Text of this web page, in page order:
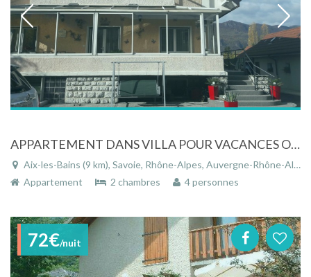
APPARTEMENT DANS VILLA POUR VACANCES OU CURES - 2 A 4 PERSONNES
Aix-les-Bains (9 km), Savoie, Rhône-Alpes, Auvergne-Rhône-Alpes, France
Appartement
2 chambres 4 personnes
72€/nuit